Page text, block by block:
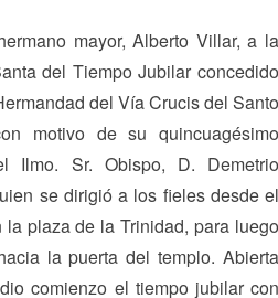
mayor, Alberto Villar, a la
del Tiempo Jubilar concedido
del Vía Crucis del Santo
motivo de su quincuagésimo
Ilmo. Sr. Obispo, D. Demetrio
se dirigió a los fieles desde el
plaza de la Trinidad, para luego
la puerta del templo. Abierta
comienzo el tiempo jubilar con